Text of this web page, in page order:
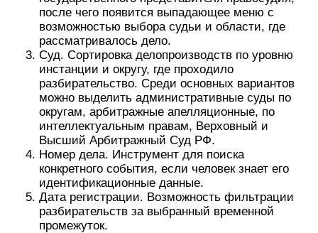
после чего появится выпадающее меню с
возможностью выбора судьи и области, где
рассматривалось дело.
Суд. Сортировка делопроизводств по уровню
инстанции и округу, где проходило
разбирательство. Среди основных вариантов
можно выделить административные суды по
округам, арбитражные апелляционные, по
интеллектуальным правам, Верховный и
Высший Арбитражный Суд РФ.
Номер дела. Инструмент для поиска
конкретного события, если человек знает его
идентификационные данные.
Дата регистрации. Возможность фильтрации
разбирательств за выбранный временной
промежуток.